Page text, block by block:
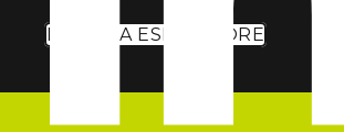
DIVENTA ESPOSITORE